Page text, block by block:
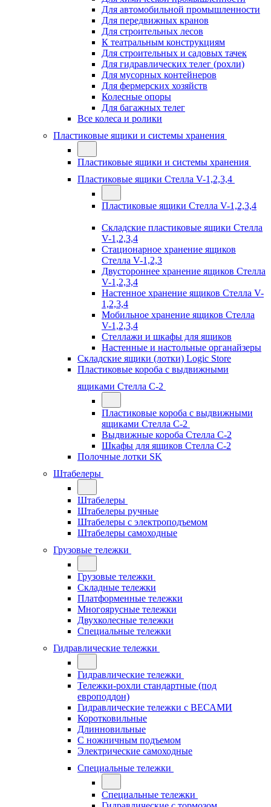
Для автомобильной промышленности
Для передвижных кранов
Для строительных лесов
К театральным конструкциям
Для строительных и садовых тачек
Для гидравлических телег (рохли)
Для мусорных контейнеров
Для фермерских хозяйств
Колесные опоры
Для багажных телег
Все колеса и ролики
Пластиковые ящики и системы хранения
Пластиковые ящики и системы хранения
Пластиковые ящики Стелла V-1,2,3,4
Пластиковые ящики Стелла V-1,2,3,4
Складские пластиковые ящики Стелла
V-1,2,3,4
Стационарное хранение ящиков
Стелла V-1,2,3
Двустороннее хранение ящиков Стелла
V-1,2,3,4
Настенное хранение ящиков Стелла V-
1,2,3,4
Мобильное хранение ящиков Стелла
V-1,2,3,4
Стеллажи и шкафы для ящиков
Настенные и настольные органайзеры
Складские ящики (лотки) Logiс Store
Пластиковые короба с выдвижными
ящиками Стелла С-2
Пластиковые короба с выдвижными
ящиками Стелла С-2
Выдвижные короба Стелла С-2
Шкафы для ящиков Стелла С-2
Полочные лотки SK
Штабелеры
Штабелеры
Штабелеры ручные
Штабелеры с электроподъемом
Штабелеры самоходные
Грузовые тележки
Грузовые тележки
Складные тележки
Платформенные тележки
Многоярусные тележки
Двухколесные тележки
Специальные тележки
Гидравлические тележки
Гидравлические тележки
Тележки-рохли стандартные (под
европоддон)
Гидравлические тележки с ВЕСАМИ
Коротковильные
Длинновильные
С ножничным подъемом
Электрические самоходные
Специальные тележки
Специальные тележки